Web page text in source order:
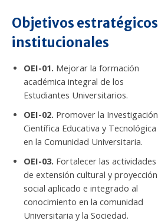
Objetivos estratégicos
institucionales
OEI-01. Mejorar la formación
académica integral de los
Estudiantes Universitarios.
OEI-02. Promover la Investigación
Científica Educativa y Tecnológica
en la Comunidad Universitaria.
OEI-03. Fortalecer las actividades
de extensión cultural y proyección
social aplicado e integrado al
conocimiento en la comunidad
Universitaria y la Sociedad.